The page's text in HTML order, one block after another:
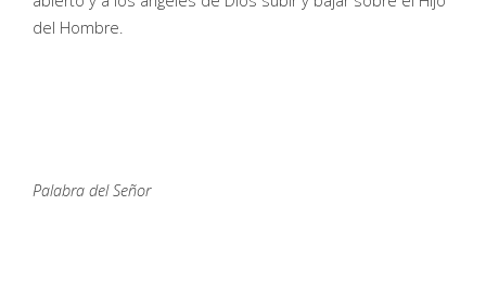
del Hombre.
Palabra del Señor